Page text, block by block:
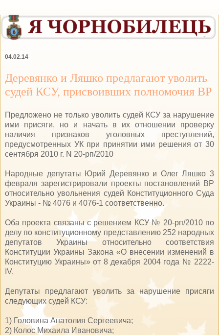
04.02.14
Деревянко и Ляшко предлагают уволить
судей КСУ, присвоивших полномочия ВР
Предложено не только уволить судей КСУ за нарушение
ими присяги, но и начать в их отношении проверку
наличия признаков уголовных преступлений,
предусмотренных УК при принятии ими решения от 30
сентября 2010 г. N 20-рп/2010
Народные депутаты Юрий Деревянко и Олег Ляшко 3
февраля зарегистрировали проекты постановлений ВР
относительно увольнения судей Конституционного Суда
Украины - № 4076 и 4076-1 соответственно.
Оба проекта связаны с решением КСУ № 20-рп/2010 по
делу по конституционному представлению 252 народных
депутатов Украины относительно соответствия
Конституции Украины Закона «О внесении изменений в
Конституцию Украины» от 8 декабря 2004 года № 2222-
IV.
Депутаты предлагают уволить за нарушение присяги
следующих судей КСУ:
1) Головина Анатолия Сергеевича;
2) Колос Михаила Ивановича;